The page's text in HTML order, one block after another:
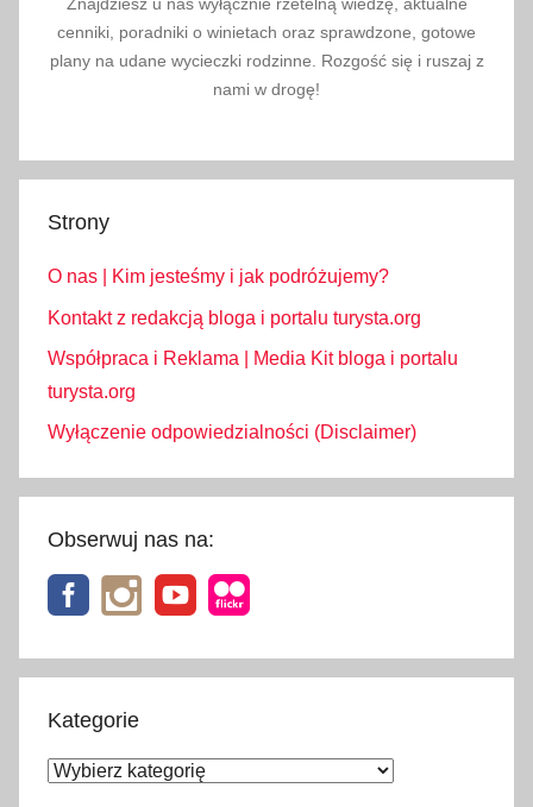
cenniki, poradniki o winietach oraz sprawdzone, gotowe
plany na udane wycieczki rodzinne. Rozgość się i ruszaj z
nami w drogę!
Strony
O nas | Kim jesteśmy i jak podróżujemy?
Kontakt z redakcją bloga i portalu turysta.org
Współpraca i Reklama | Media Kit bloga i portalu
turysta.org
Wyłączenie odpowiedzialności (Disclaimer)
Obserwuj nas na:
Kategorie
Kategorie